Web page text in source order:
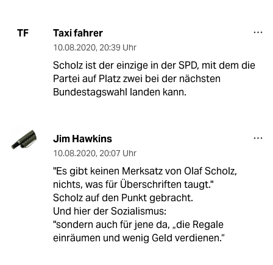
TF Taxi fahrer
10.08.2020, 20:39 Uhr
Scholz ist der einzige in der SPD, mit dem die
Partei auf Platz zwei bei der nächsten
Bundestagswahl landen kann.
Jim Hawkins
10.08.2020, 20:07 Uhr
"Es gibt keinen Merksatz von Olaf Scholz,
nichts, was für Überschriften taugt."
Scholz auf den Punkt gebracht.
Und hier der Sozialismus:
"sondern auch für jene da, „die Regale
einräumen und wenig Geld verdienen.“